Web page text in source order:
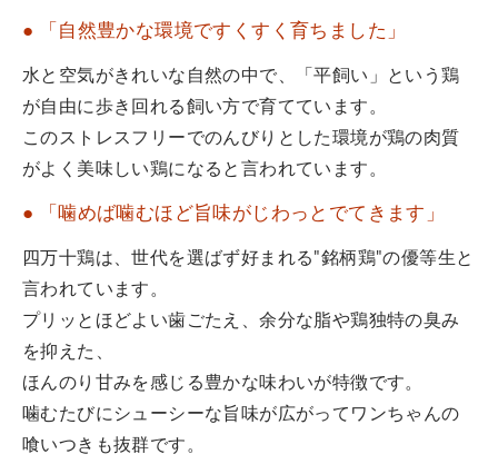
● 「自然豊かな環境ですくすく育ちました」
水と空気がきれいな自然の中で、「平飼い」という鶏
が自由に歩き回れる飼い方で育てています。
このストレスフリーでのんびりとした環境が鶏の肉質
がよく美味しい鶏になると言われています。
● 「噛めば噛むほど旨味がじわっとでてきます」
四万十鶏は、世代を選ばず好まれる"銘柄鶏"の優等生と
言われています。
プリッとほどよい歯ごたえ、余分な脂や鶏独特の臭み
を抑えた、
ほんのり甘みを感じる豊かな味わいが特徴です。
噛むたびにシューシーな旨味が広がってワンちゃんの
喰いつきも抜群です。